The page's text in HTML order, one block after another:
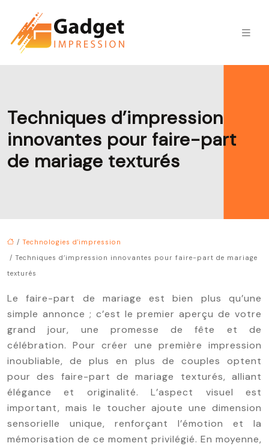
Techniques d’impression
innovantes pour faire-part
de mariage texturés
/ Technologies d'impression
/ Techniques d’impression innovantes pour faire-part de mariage
texturés
Le faire-part de mariage est bien plus qu’une
simple annonce ; c’est le premier aperçu de votre
grand jour, une promesse de fête et de
célébration. Pour créer une première impression
inoubliable, de plus en plus de couples optent
pour des faire-part de mariage texturés, alliant
élégance et originalité. L’aspect visuel est
important, mais le toucher ajoute une dimension
sensorielle unique, renforçant l’émotion et la
mémorisation de ce moment privilégié. En moyenne,